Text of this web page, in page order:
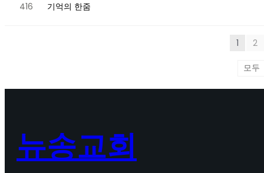
416 기억의 한줌
1 2
뉴송교회